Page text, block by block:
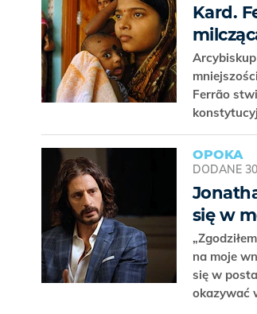
Kard.
Ferrão
OPOKA
DODANE
się w
na moje
się w
okazywać